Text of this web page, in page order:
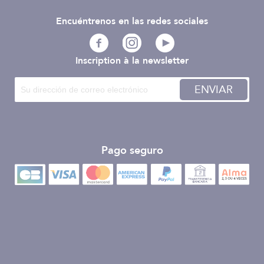
Inscription à la newsletter
ENVIAR
Pago seguro
Encuéntrenos en las redes sociales